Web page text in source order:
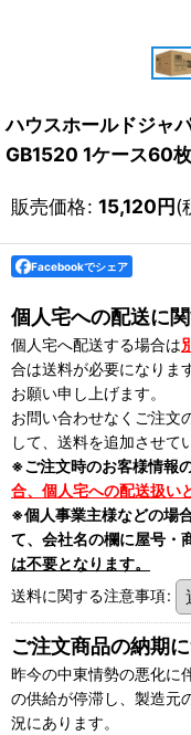
ハウスホールドジャ
GB1520 1ケース60
販売価格: 15,120円(
Facebookでシェア
個人宅への配送に
個人宅へ配送する場合は
合は送料が必要になりま
お願い申し上げます。
お問い合わせなくご注文
して、送料を追加させて
※ご注文時のお客様情報
合、個人宅への配送扱い
※個人事業主様などの場
て、会社名の欄に屋号・
は不要となります。
送料に関する注意事項:
ご注文商品の納期
昨今の中東情勢の悪化に
の供給が停滞し、製造元
況にあります。